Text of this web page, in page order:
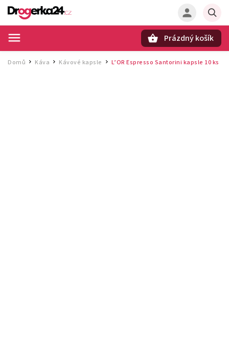
Prázdný košík
Domů / Káva / Kávové kapsle L’OR Espresso Santorini kapsle 10 ks